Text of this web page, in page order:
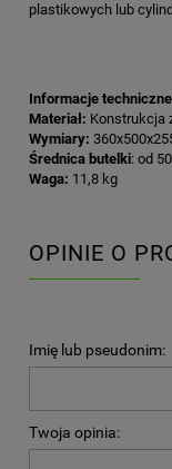
plastikowych lub
Informacje
Materiał: Konstrukcja
Wymiary:
Średnica butelki: od
Waga: 11,8 kg
OPINIE O
Imię lub pseudonim:
Twoja opinia: